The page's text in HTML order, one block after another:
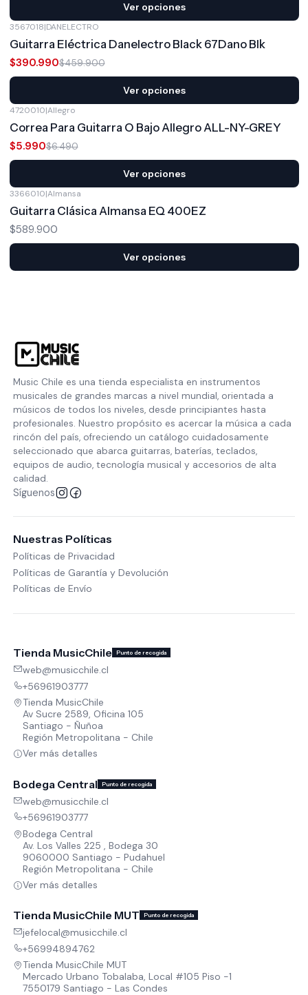
Ver opciones
3567018|DANELECTRO
Guitarra Eléctrica Danelectro Black 67Dano Blk
$390.990$459.900
Ver opciones
4720010|Allegro
Correa Para Guitarra O Bajo Allegro ALL-NY-GREY
$5.990$6.490
Ver opciones
3366010|Almansa
Guitarra Clásica Almansa EQ 400EZ
$589.900
Ver opciones
Music Chile es una tienda especialista en instrumentos
musicales de grandes marcas a nivel mundial, orientada a
músicos de todos los niveles, desde principiantes hasta
profesionales. Nuestro propósito es acercar la música a cada
rincón del país, ofreciendo un catálogo cuidadosamente
seleccionado que abarca guitarras, baterías, teclados,
equipos de audio, tecnología musical y accesorios de alta
calidad.
Síguenos
Nuestras Políticas
Políticas de Privacidad
Políticas de Garantía y Devolución
Políticas de Envío
Tienda MusicChile Punto de recogida
web@musicchile.cl
+56961903777
Tienda MusicChile
Av Sucre 2589, Oficina 105
Santiago - Ñuñoa
Región Metropolitana - Chile
Ver más detalles
Bodega Central Punto de recogida
web@musicchile.cl
+56961903777
Bodega Central
Av. Los Valles 225 , Bodega 30
9060000 Santiago - Pudahuel
Región Metropolitana - Chile
Ver más detalles
Tienda MusicChile MUT Punto de recogida
jefelocal@musicchile.cl
+56994894762
Tienda MusicChile MUT
Mercado Urbano Tobalaba, Local #105 Piso -1
7550179 Santiago - Las Condes